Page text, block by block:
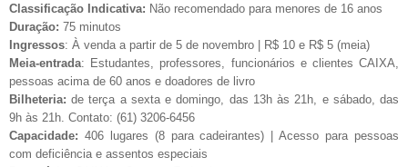
Classificação Indicativa: Não recomendado para menores de 16 anos
Duração: 75 minutos
Ingressos: À venda a partir de 5 de novembro | R$ 10 e R$ 5 (meia)
Meia-entrada: Estudantes, professores, funcionários e clientes CAIXA,
pessoas acima de 60 anos e doadores de livro
Bilheteria: de terça a sexta e domingo, das 13h às 21h, e sábado, das
9h às 21h. Contato: (61) 3206-6456
Capacidade: 406 lugares (8 para cadeirantes) | Acesso para pessoas
com deficiência e assentos especiais